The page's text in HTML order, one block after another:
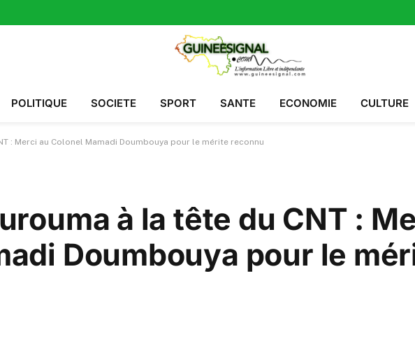
POLITIQUE SOCIETE SPORT SANTE ECONOMIE CULTURE
: Merci au Colonel Mamadi Doumbouya pour le mérite reconnu
à la tête du CNT :
Doumbouya pour le